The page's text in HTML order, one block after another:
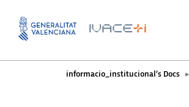
informacio_institucional’s Docs ▸